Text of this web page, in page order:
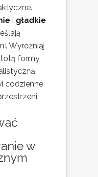
i gładkie
Wyróżniaj
formy,
codzienne
w